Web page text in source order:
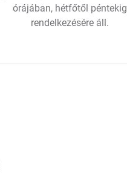
órájában, hétfőtől péntekig
rendelkezésére áll.